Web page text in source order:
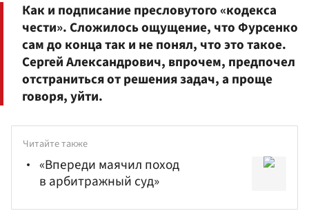
Как и подписание пресловутого «кодекса
чести». Сложилось ощущение, что Фурсенко
сам до конца так и не понял, что это такое.
Сергей Александрович, впрочем, предпочел
отстраниться от решения задач, а проще
говоря, уйти.
Читайте также
«Впереди маячил поход
в арбитражный суд»